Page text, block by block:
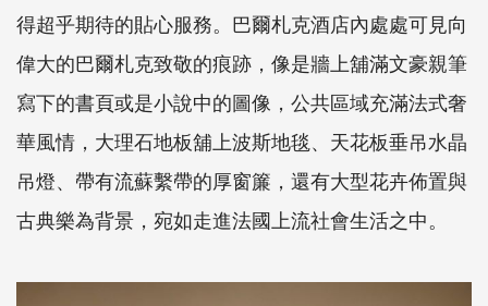
得超乎期待的貼心服務。巴爾札克酒店內處處可見向
偉大的巴爾札克致敬的痕跡，像是牆上舖滿文豪親筆
寫下的書頁或是小說中的圖像，公共區域充滿法式奢
華風情，大理石地板舖上波斯地毯、天花板垂吊水晶
吊燈、帶有流蘇繫帶的厚窗簾，還有大型花卉佈置與
古典樂為背景，宛如走進法國上流社會生活之中。